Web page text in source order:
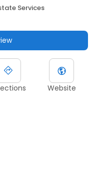
Services
Website